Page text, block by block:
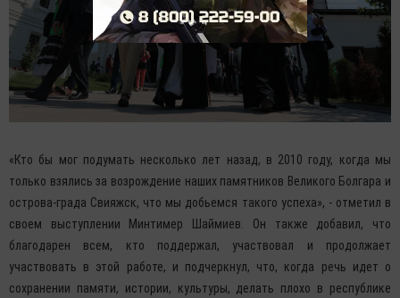
«Кто бы мог подумать несколько лет назад, в 2010 году, когда мы
только взялись за возрождение наших памятников Великого Болгара и
острова-града Свияжск, что мы добьемся такого успеха», - отметил в
своем выступлении Минтимер Шаймиев. Он также добавил, что
благодарен всем, кто поддержал, участвовал и продолжает
участвовать в этой работе, и подчеркнул, что, когда речь идет о
сохранении памяти, истории, культуры, делать плохо в республике